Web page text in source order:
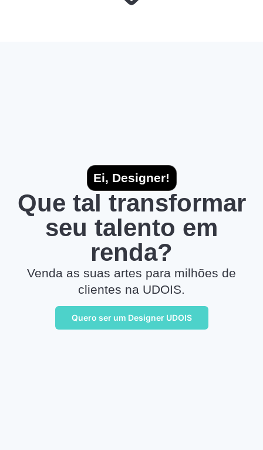
Ei, Designer!
Que tal transformar
seu talento em
renda?
Venda as suas artes para milhões de
clientes na UDOIS.
Quero ser um Designer UDOIS